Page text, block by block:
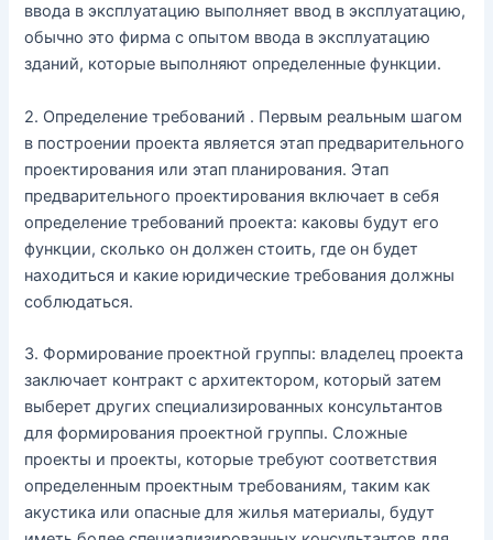
ввода в эксплуатацию выполняет ввод в эксплуатацию,
обычно это фирма с опытом ввода в эксплуатацию
зданий, которые выполняют определенные функции.
2. Определение требований . Первым реальным шагом
в построении проекта является этап предварительного
проектирования или этап планирования. Этап
предварительного проектирования включает в себя
определение требований проекта: каковы будут его
функции, сколько он должен стоить, где он будет
находиться и какие юридические требования должны
соблюдаться.
3. Формирование проектной группы: владелец проекта
заключает контракт с архитектором, который затем
выберет других специализированных консультантов
для формирования проектной группы. Сложные
проекты и проекты, которые требуют соответствия
определенным проектным требованиям, таким как
акустика или опасные для жилья материалы, будут